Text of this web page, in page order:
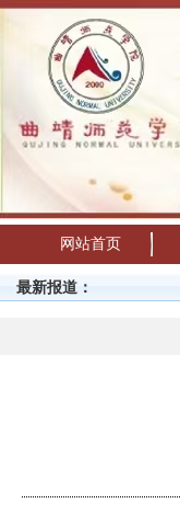
网站首页
最新报道：